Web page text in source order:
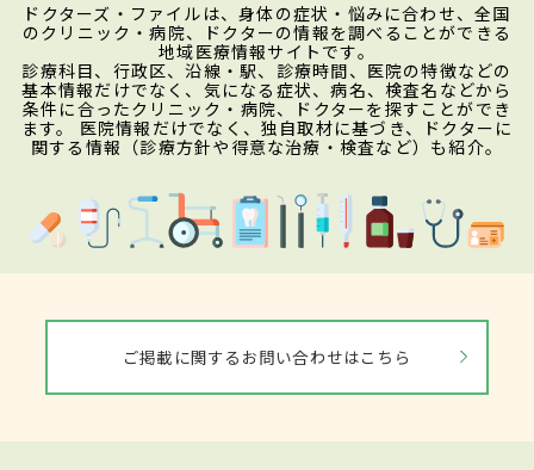
ドクターズ・ファイルは、身体の症状・悩みに合わせ、全国
のクリニック・病院、ドクターの情報を調べることができる
地域医療情報サイトです。
診療科目、行政区、沿線・駅、診療時間、医院の特徴などの
基本情報だけでなく、気になる症状、病名、検査名などから
条件に合ったクリニック・病院、ドクターを探すことができ
ます。 医院情報だけでなく、独自取材に基づき、ドクターに
関する情報（診療方針や得意な治療・検査など）も紹介。
ご掲載に関するお問い合わせはこちら